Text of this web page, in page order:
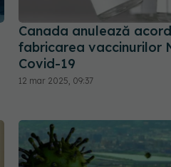
Canada anulează
fabricarea vaccinurilor
Covid-19
12 mar 2025, 09:37